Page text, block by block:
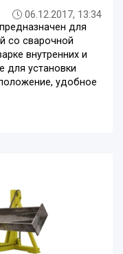
06.12.2017, 13:34
для
со сварочной
внутренних и
для установки
удобное